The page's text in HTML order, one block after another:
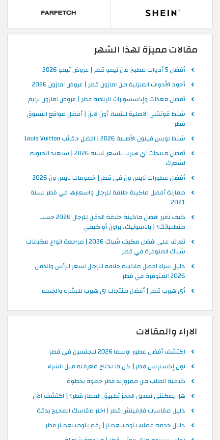
مقالات مميزة لهذا الشهر
أفضل 5 أدوات مطبخ من تيمو قطر | عروض تيمو 2026
أجود الأدوات المنزلية من امازون قطر | عروض امازون 2026
أفضل معدات وإكسسوارات الرياضة قطر | عروض امازون برايم
شنط قوتشي الاصلية للنساء أون لاين | أفضل مواقع التسوق
قطر
شنط لويس فيتون الأصلية 2026 | افضل حقائب Louis Vuitton
أفضل منتجات اي هيرب للشعر لسنة 2026 | ستعيد الحيوية
لشعرك
أفضل عطورات نايس ون في قطر | خصومات نايس ون 2026
مقارنة أفضل ماكينة حلاقة للرجال واسعارها في قطر لسنة
2021
كيف تقرر افضل ماكينة حلاقة الذقن للرجال 2026 حسب
متطلباتك؟ | باناسونيك، براون أو كيمي
تعرف على افضل مكيف شباك 2026 | مراجعة انواع مكيفات
شباك المتوفرة في قطر
دليل شراء افضل ماكينة حلاقة للرجال لشعر الرأس والذقن
2026 المتوفرة في قطر
أي هيرب قطر | أفضل منتجات اي هيرب للبشره والجسم
الاراء والمقالات
اكتشف أفضل عطور اوسما 2026 للجنسين في قطر
نون إكسبريس قطر | كل ما تحتاج معرفته قبل الشراء
كيفية الطلب من ممزورلد قطر خطوة بخطوة
هل يمكنني تعديل الحجز تطبيق المطار قطر؟ | اكتشف الآن
دليل مقاسات فارفيتش قطر | اختر مقاسك الصحيح بدقة
دليل خدمة عملاء بلومينغديلز | رقم بلومينغديلز قطر